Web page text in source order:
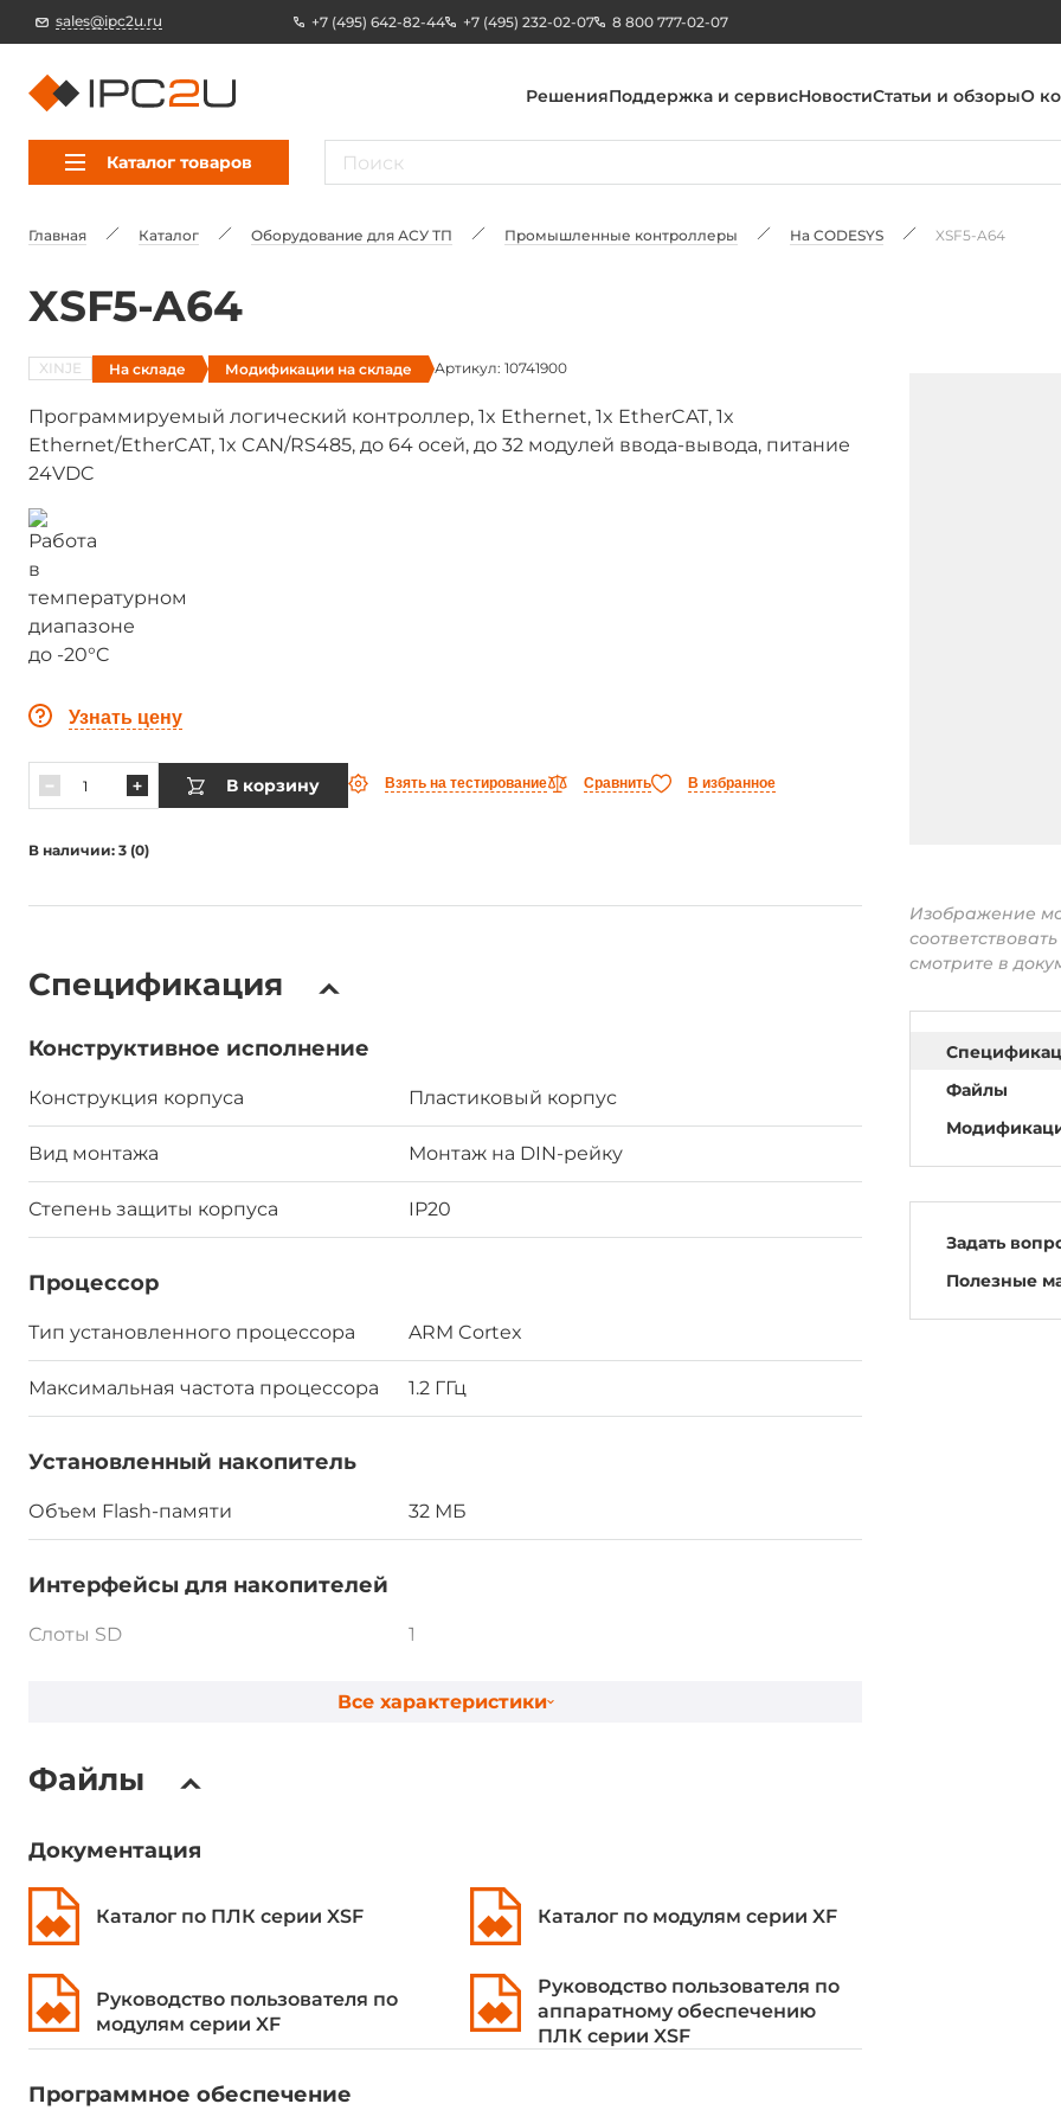
sales@ipc2u.ru +7 (495) 642-82-44 +7 (495) 232-02-07 8 800 777-02-07
РешенияПоддержка и сервисНовостиСтатьи и обзорыО
Каталог товаров
Главная Каталог Оборудование для АСУ ТП Промышленные контроллеры На CODESYS XSF5-A64
XSF5-A64
XINJE На складе Модификации на складе Артикул: 10741900
Программируемый логический контроллер, 1x Ethernet, 1x EtherCAT, 1x
Ethernet/EtherCAT, 1x CAN/RS485, до 64 осей, до 32 модулей ввода-вывода, питание
24VDC
Узнать цену
В корзину Взять на тестирование Сравнить В избранное
В наличии: 3 (0)
Спецификация
Конструктивное исполнение
Конструкция корпуса Пластиковый корпус
Вид монтажа Монтаж на DIN-рейку
Степень защиты корпуса IP20
Процессор
Тип установленного процессора ARM Cortex
Максимальная частота процессора 1.2 ГГц
Установленный накопитель
Объем Flash-памяти 32 МБ
Интерфейсы для накопителей
Слоты SD 1
подключаемых модулей
Поддерживаемые модули
расширения
Модули серии XF
Программное обеспечение
Метод программирования МЭК 61131-3
Инструментальная среда
Все характеристики
Файлы
Документация
Каталог по ПЛК серии XSF Каталог по модулям серии XF
Руководство пользователя по
модулям серии XF
Руководство пользователя по
аппаратному обеспечению
ПЛК серии XSF
Программное обеспечение
Изображение
смотрите в
Файлы
Задать
Полезные